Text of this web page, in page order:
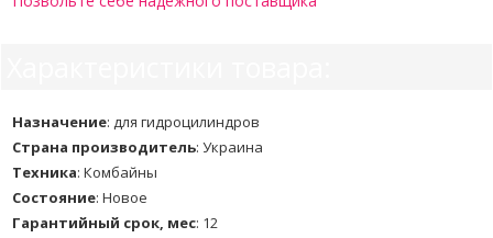
Назначение: для гидроцилиндров
Страна производитель: Украина
Техника: Комбайны
Состояние: Новое
Гарантийный срок, мес: 12